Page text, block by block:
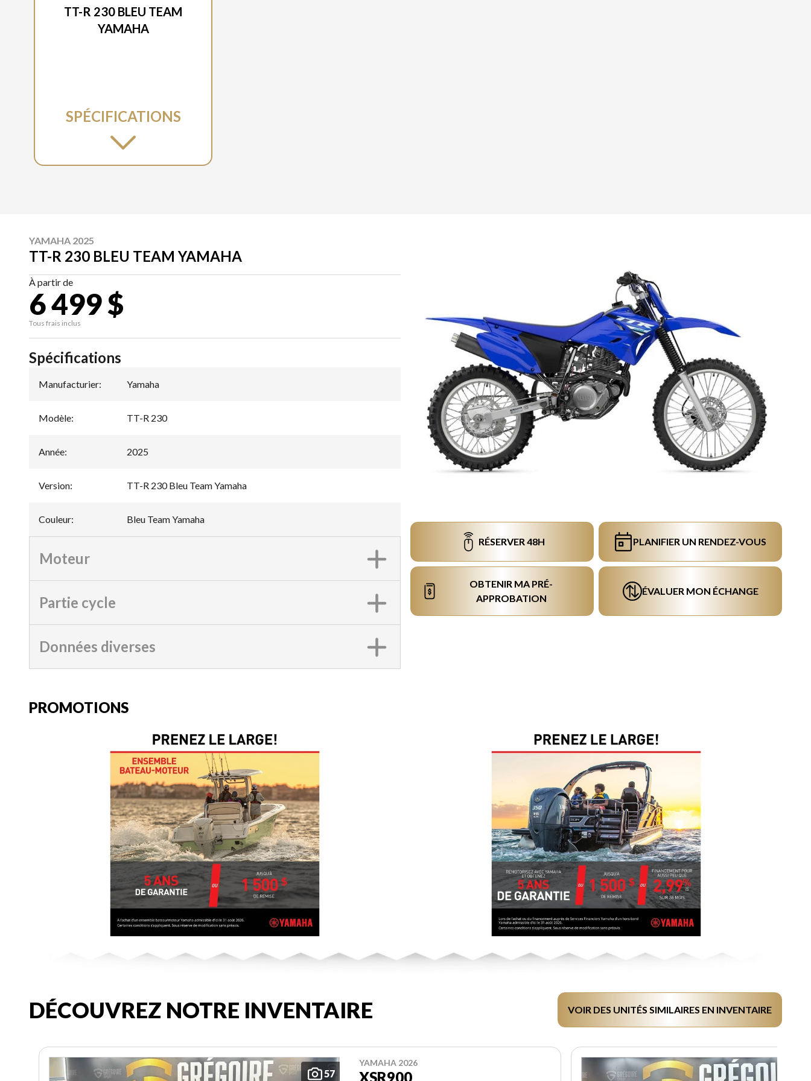
TT-R 230 BLEU TEAM
YAMAHA
SPÉCIFICATIONS
YAMAHA 2025
TT-R 230 BLEU TEAM YAMAHA
À partir de
6 499 $
Tous frais inclus
RÉSERVER 48H PLANIFIER UN RENDEZ-VOUS
OBTENIR MA PRÉ-
APPROBATION
ÉVALUER MON ÉCHANGE
Spécifications
Manufacturier: Yamaha
Modèle: TT-R 230
Année: 2025
Version: TT-R 230 Bleu Team Yamaha
Couleur: Bleu Team Yamaha
Moteur
Partie cycle
Données diverses
PROMOTIONS
DÉCOUVREZ NOTRE INVENTAIRE VOIR DES UNITÉS SIMILAIRES EN INVENTAIRE
57
YAMAHA 2026
XSR900